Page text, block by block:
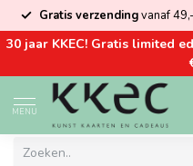
Gratis verzendingvanaf
30 jaar KKEC! Gratis limited
MENU